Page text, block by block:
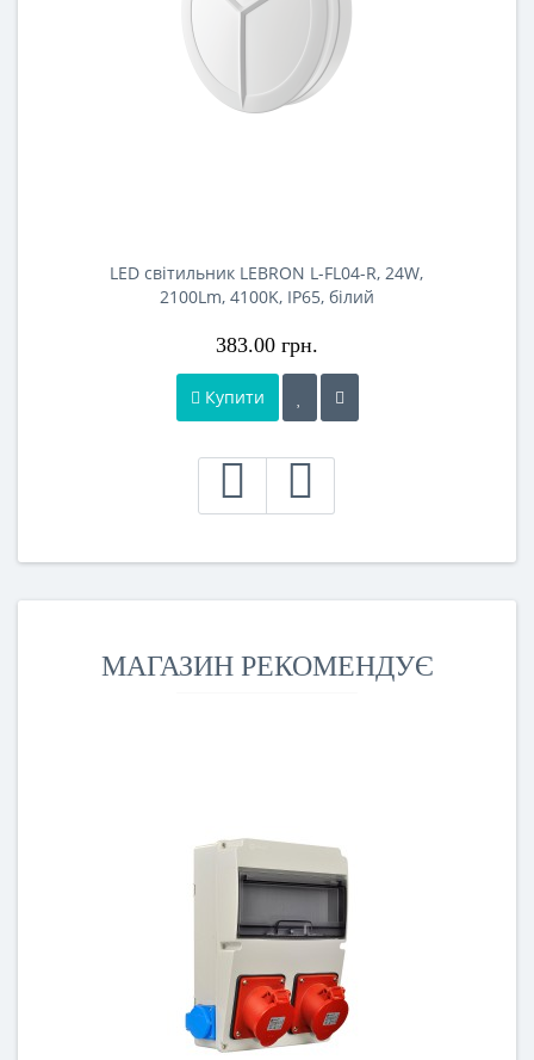
LED світильник LEBRON L-FL04-R, 24W,
2100Lm, 4100K, IP65, білий
383.00 грн.
Купити
МАГАЗИН РЕКОМЕНДУЄ